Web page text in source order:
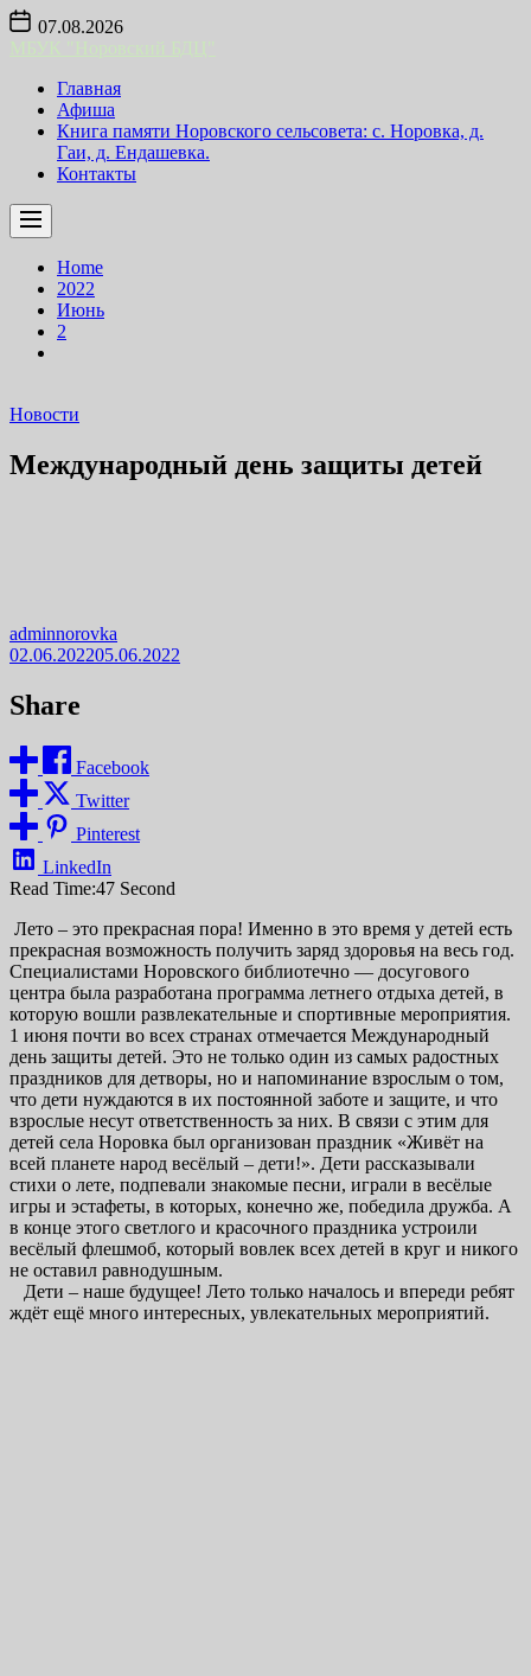
Skip
content
07.08.2026
Главная
Афиша
Книга памяти Норовского сельсовета: с. Норовка, д.
Гаи, д. Ендашевка.
Контакты
Home
2022
Июнь
2
Новости
Международный день защиты детей
adminnorovka
02.06.202205.06.2022
Share
Facebook
Twitter
Pinterest
LinkedIn
Read Time:47 Second
Лето – это прекрасная пора! Именно в это время у детей есть
прекрасная возможность получить заряд здоровья на весь год.
Специалистами Норовского библиотечно — досугового
центра была разработана программа летнего отдыха детей, в
которую вошли развлекательные и спортивные мероприятия.
1 июня почти во всех странах отмечается Международный
день защиты детей. Это не только один из самых радостных
праздников для детворы, но и напоминание взрослым о том,
что дети нуждаются в их постоянной заботе и защите, и что
взрослые несут ответственность за них. В связи с этим для
детей села Норовка был организован праздник «Живёт на
всей планете народ весёлый – дети!». Дети рассказывали
стихи о лете, подпевали знакомые песни, играли в весёлые
игры и эстафеты, в которых, конечно же, победила дружба. А
в конце этого светлого и красочного праздника устроили
весёлый флешмоб, который вовлек всех детей в круг и никого
не оставил равнодушным.
Дети – наше будущее! Лето только началось и впереди ребят
ждёт ещё много интересных, увлекательных мероприятий.